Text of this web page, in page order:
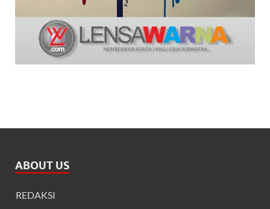
ABOUT US
REDAKSI